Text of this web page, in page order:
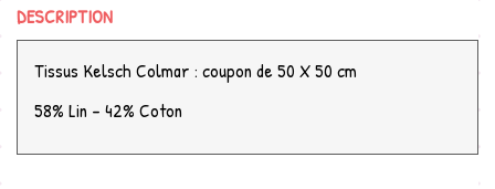
DESCRIPTION
Tissus Kelsch Colmar : coupon de 50 X 50 cm
58% Lin - 42% Coton